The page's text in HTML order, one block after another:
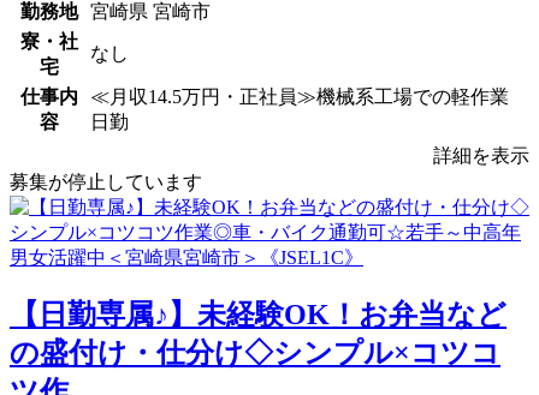
勤務地 宮崎県 宮崎市
寮・社
宅
なし
仕事内
容
≪月収14.5万円・正社員≫機械系工場での軽作業
日勤
詳細を表示
募集が停止しています
【日勤専属♪】未経験OK！お弁当など
の盛付け・仕分け◇シンプル×コツコ